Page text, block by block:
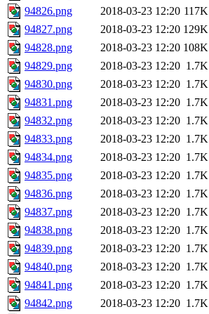
94826.png
2018-03-23 12:20 117K
94827.png
2018-03-23 12:20 129K
94828.png
2018-03-23 12:20 108K
94829.png
2018-03-23 12:20 1.7K
94830.png
2018-03-23 12:20 1.7K
94831.png
2018-03-23 12:20 1.7K
94832.png
2018-03-23 12:20 1.7K
94833.png
2018-03-23 12:20 1.7K
94834.png
2018-03-23 12:20 1.7K
94835.png
2018-03-23 12:20 1.7K
94836.png
2018-03-23 12:20 1.7K
94837.png
2018-03-23 12:20 1.7K
94838.png
2018-03-23 12:20 1.7K
94839.png
2018-03-23 12:20 1.7K
94840.png
2018-03-23 12:20 1.7K
94841.png
2018-03-23 12:20 1.7K
94842.png
2018-03-23 12:20 1.7K